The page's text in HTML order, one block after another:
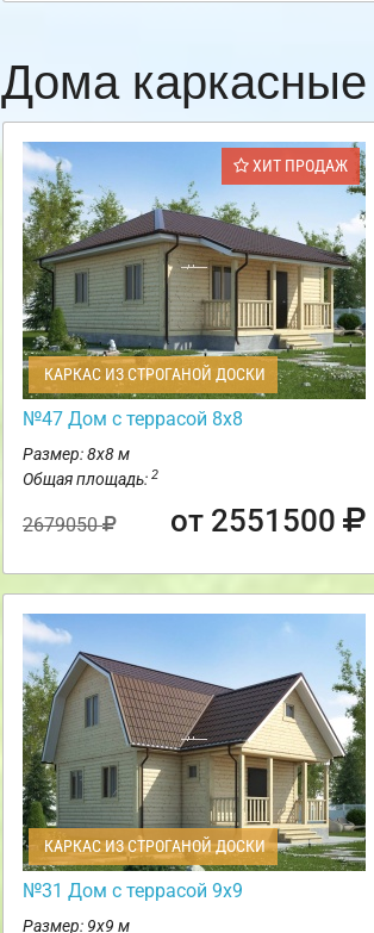
Дома
ХИТ ПРОДАЖ
КАРКАС ИЗ СТРОГАНОЙ ДОСКИ
№47 Дом с террасой 8х8
Размер: 8х8 м
Общая площадь: 2
2679050 от 2551500
КАРКАС ИЗ СТРОГАНОЙ ДОСКИ
№31 Дом с террасой 9х9
Размер: 9х9 м